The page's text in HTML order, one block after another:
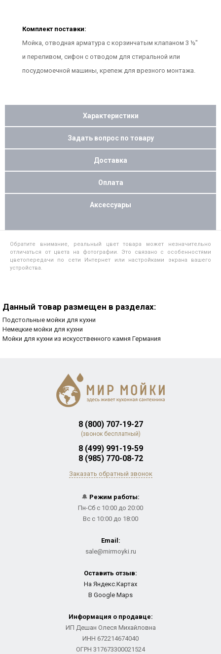
Комплект поставки:
Мойка, отводная арматура с корзинчатым клапаном 3 ½"
и переливом, сифон с отводом для стиральной или
посудомоечной машины, крепеж для врезного монтажа.
Характеристики
Задать вопрос по товару
Доставка
Оплата
Аксессуары
Обратите внимание, реальный цвет товара может незначительно
отличаться от цвета на фотографии. Это связано с особенностями
цветопередачи по сети Интернет или настройками экрана вашего
устройства.
Данный товар размещен в разделах:
Подстольные мойки для кухни
Немецкие мойки для кухни
Мойки для кухни из искусственного камня Германия
8 (800) 707-19-27
(звонок бесплатный)
8 (499) 991-19-59
8 (985) 770-08-72
Заказать обратный звонок
🔔 Режим работы:
Пн-Сб с 10:00 до 20:00
Вс с 10:00 до 18:00
Email:
sale@mirmoyki.ru
Оставить отзыв:
На Яндекс.Картах
В Google Maps
Информация о продавце:
ИП Дешан Олеся Михайловна
ИНН 672214674040
ОГРН 317673300021524